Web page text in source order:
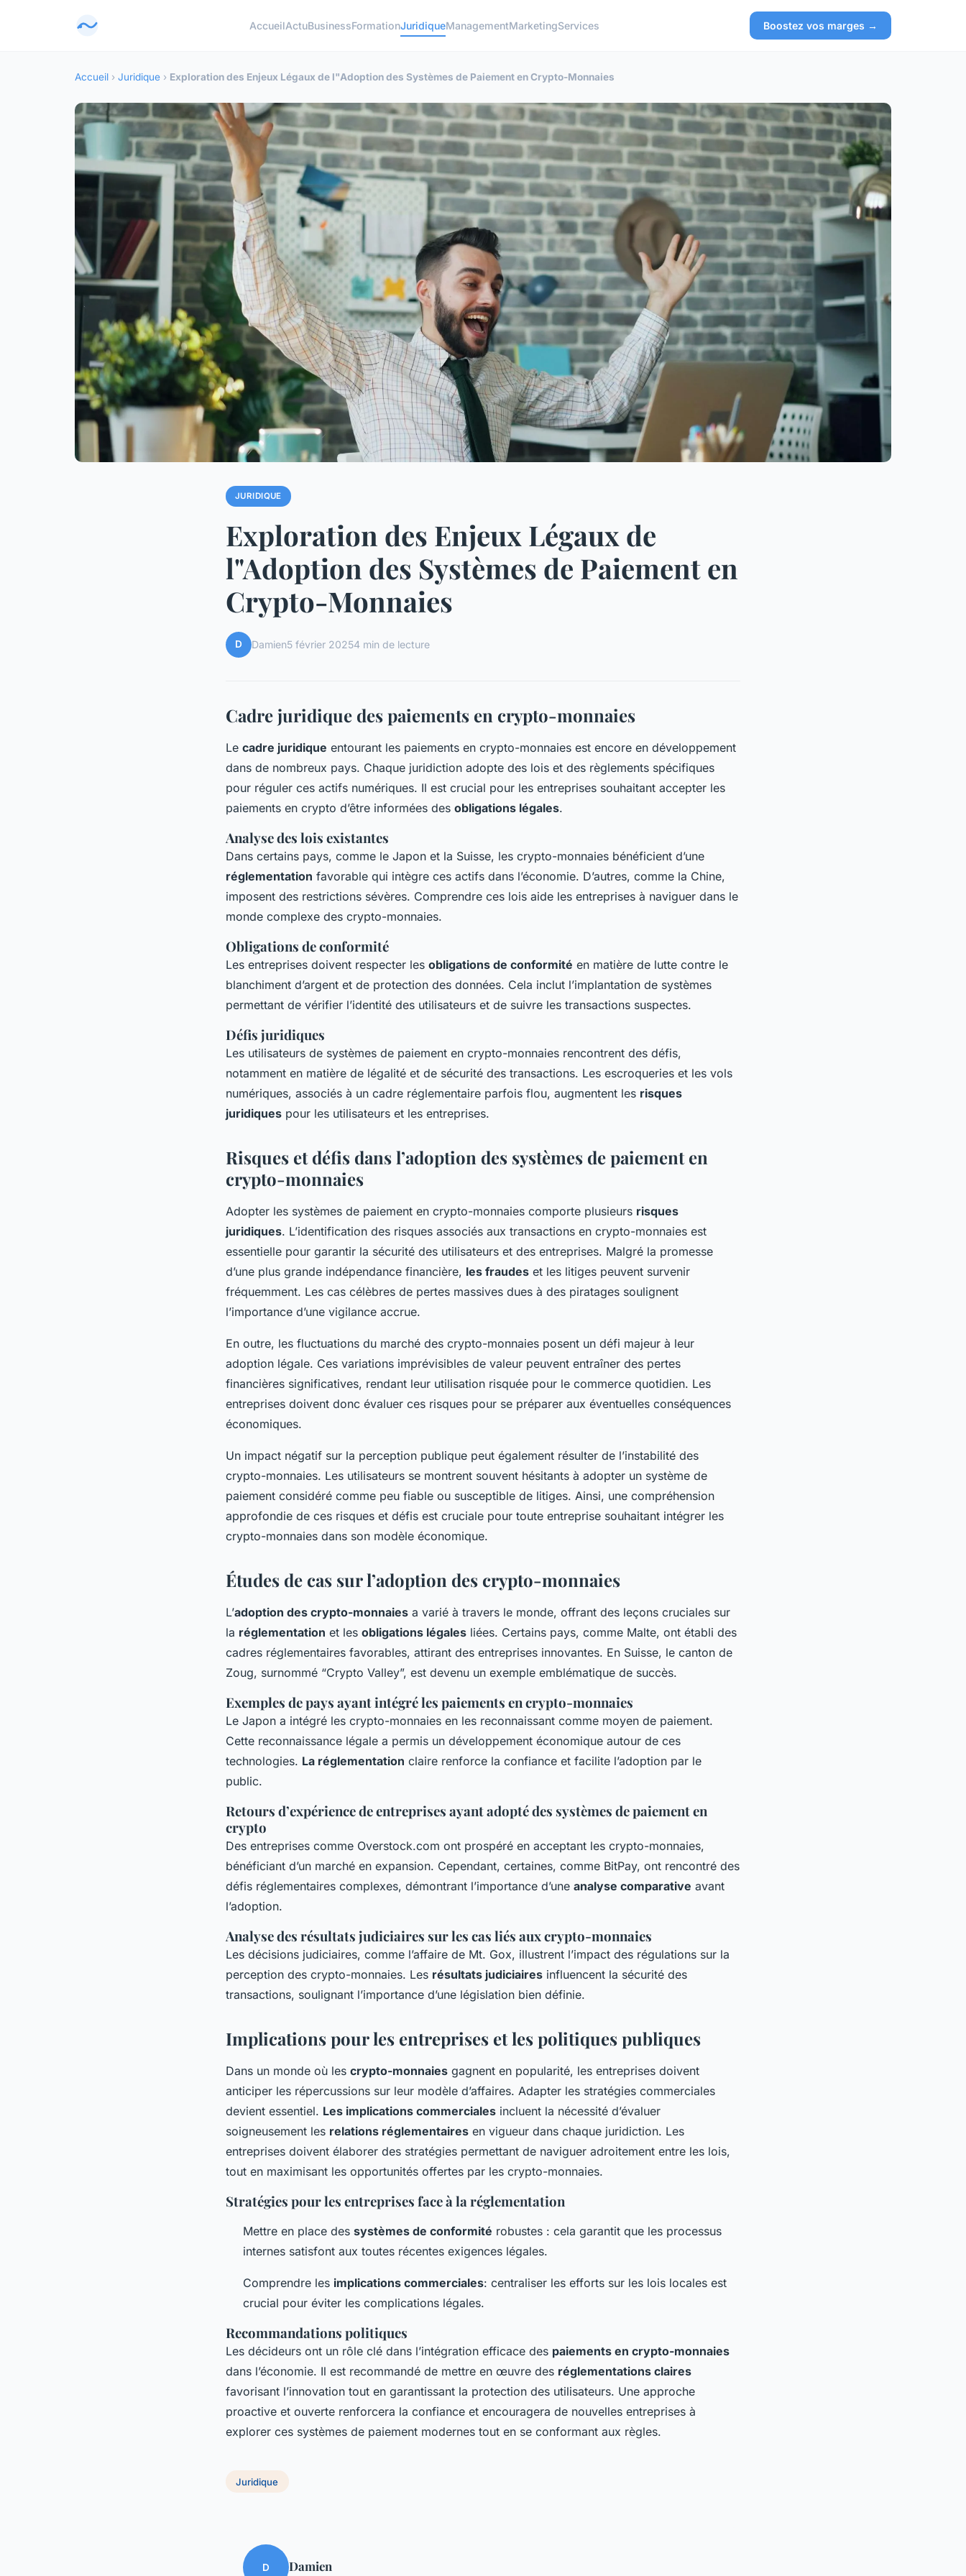
AccueilActuBusinessFormationJuridiqueManagementMarketingServices Boostez vos marges →
Accueil › Juridique › Exploration des Enjeux Légaux de l"Adoption des Systèmes de Paiement en Crypto-Monnaies
JURIDIQUE
Exploration des Enjeux Légaux de
l"Adoption des Systèmes de Paiement en
Crypto-Monnaies
D Damien5 février 20254 min de lecture
Cadre juridique des paiements en crypto-monnaies
Le cadre juridique entourant les paiements en crypto-monnaies est encore en développement
dans de nombreux pays. Chaque juridiction adopte des lois et des règlements spécifiques
pour réguler ces actifs numériques. Il est crucial pour les entreprises souhaitant accepter les
paiements en crypto d’être informées des obligations légales.
Analyse des lois existantes
Dans certains pays, comme le Japon et la Suisse, les crypto-monnaies bénéficient d’une
réglementation favorable qui intègre ces actifs dans l’économie. D’autres, comme la Chine,
imposent des restrictions sévères. Comprendre ces lois aide les entreprises à naviguer dans le
monde complexe des crypto-monnaies.
Obligations de conformité
Les entreprises doivent respecter les obligations de conformité en matière de lutte contre le
blanchiment d’argent et de protection des données. Cela inclut l’implantation de systèmes
permettant de vérifier l’identité des utilisateurs et de suivre les transactions suspectes.
Défis juridiques
Les utilisateurs de systèmes de paiement en crypto-monnaies rencontrent des défis,
notamment en matière de légalité et de sécurité des transactions. Les escroqueries et les vols
numériques, associés à un cadre réglementaire parfois flou, augmentent les risques
juridiques pour les utilisateurs et les entreprises.
Risques et défis dans l’adoption des systèmes de paiement en
crypto-monnaies
Adopter les systèmes de paiement en crypto-monnaies comporte plusieurs risques
juridiques. L’identification des risques associés aux transactions en crypto-monnaies est
essentielle pour garantir la sécurité des utilisateurs et des entreprises. Malgré la promesse
d’une plus grande indépendance financière, les fraudes et les litiges peuvent survenir
fréquemment. Les cas célèbres de pertes massives dues à des piratages soulignent
l’importance d’une vigilance accrue.
En outre, les fluctuations du marché des crypto-monnaies posent un défi majeur à leur
adoption légale. Ces variations imprévisibles de valeur peuvent entraîner des pertes
financières significatives, rendant leur utilisation risquée pour le commerce quotidien. Les
entreprises doivent donc évaluer ces risques pour se préparer aux éventuelles conséquences
économiques.
Un impact négatif sur la perception publique peut également résulter de l’instabilité des
crypto-monnaies. Les utilisateurs se montrent souvent hésitants à adopter un système de
paiement considéré comme peu fiable ou susceptible de litiges. Ainsi, une compréhension
approfondie de ces risques et défis est cruciale pour toute entreprise souhaitant intégrer les
crypto-monnaies dans son modèle économique.
Études de cas sur l’adoption des crypto-monnaies
L’adoption des crypto-monnaies a varié à travers le monde, offrant des leçons cruciales sur
la réglementation et les obligations légales liées. Certains pays, comme Malte, ont établi des
cadres réglementaires favorables, attirant des entreprises innovantes. En Suisse, le canton de
Zoug, surnommé “Crypto Valley”, est devenu un exemple emblématique de succès.
Exemples de pays ayant intégré les paiements en crypto-monnaies
Le Japon a intégré les crypto-monnaies en les reconnaissant comme moyen de paiement.
Cette reconnaissance légale a permis un développement économique autour de ces
technologies. La réglementation claire renforce la confiance et facilite l’adoption par le
public.
Retours d’expérience de entreprises ayant adopté des systèmes de paiement en
crypto
Des entreprises comme Overstock.com ont prospéré en acceptant les crypto-monnaies,
bénéficiant d’un marché en expansion. Cependant, certaines, comme BitPay, ont rencontré des
défis réglementaires complexes, démontrant l’importance d’une analyse comparative avant
l’adoption.
Analyse des résultats judiciaires sur les cas liés aux crypto-monnaies
Les décisions judiciaires, comme l’affaire de Mt. Gox, illustrent l’impact des régulations sur la
perception des crypto-monnaies. Les résultats judiciaires influencent la sécurité des
transactions, soulignant l’importance d’une législation bien définie.
Implications pour les entreprises et les politiques publiques
Dans un monde où les crypto-monnaies gagnent en popularité, les entreprises doivent
anticiper les répercussions sur leur modèle d’affaires. Adapter les stratégies commerciales
devient essentiel. Les implications commerciales incluent la nécessité d’évaluer
soigneusement les relations réglementaires en vigueur dans chaque juridiction. Les
entreprises doivent élaborer des stratégies permettant de naviguer adroitement entre les lois,
tout en maximisant les opportunités offertes par les crypto-monnaies.
Stratégies pour les entreprises face à la réglementation
Mettre en place des systèmes de conformité robustes : cela garantit que les processus
internes satisfont aux toutes récentes exigences légales.
Comprendre les implications commerciales: centraliser les efforts sur les lois locales est
crucial pour éviter les complications légales.
Recommandations politiques
Les décideurs ont un rôle clé dans l’intégration efficace des paiements en crypto-monnaies
dans l’économie. Il est recommandé de mettre en œuvre des réglementations claires
favorisant l’innovation tout en garantissant la protection des utilisateurs. Une approche
proactive et ouverte renforcera la confiance et encouragera de nouvelles entreprises à
explorer ces systèmes de paiement modernes tout en se conformant aux règles.
Juridique
D Damien